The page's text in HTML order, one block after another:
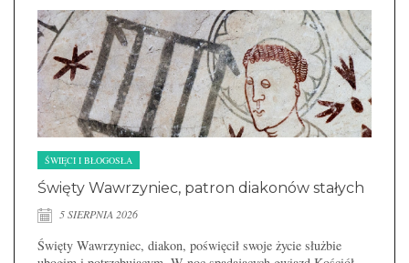
ŚWIĘCI I BŁOGOSŁA
Święty Wawrzyniec, patron diakonów stałych
5 SIERPNIA 2026
Święty Wawrzyniec, diakon, poświęcił swoje życie służbie